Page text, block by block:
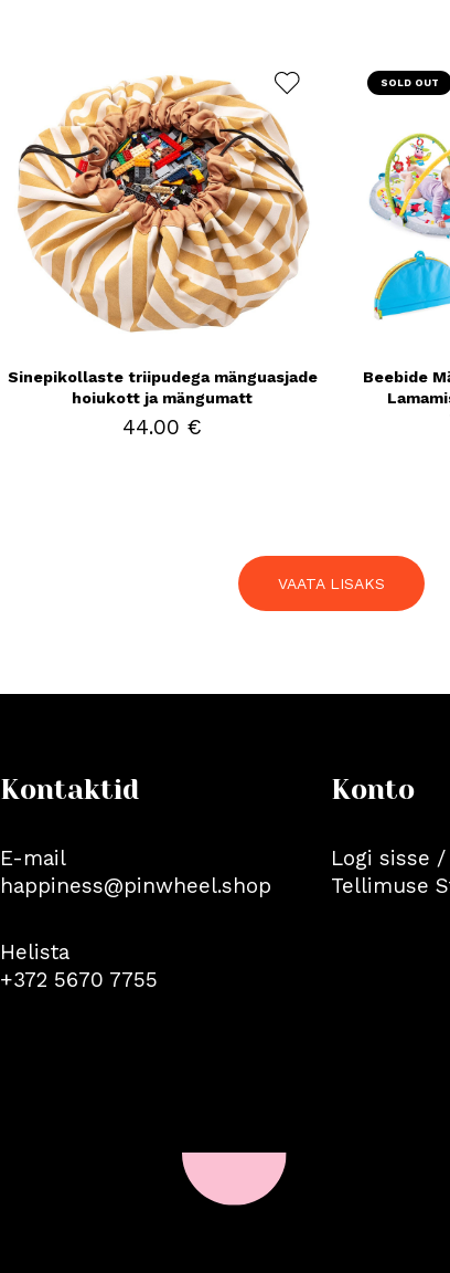
Sinepikollaste triipudega mänguasjade
hoiukott ja mängumatt
44.00 €
SOLD OUT
Beebide
VAATA LISAKS
Kontaktid
E-mail
happiness@pinwheel.shop
Helista
+372 5670 7755
Konto
Logi sisse
Tellimuse